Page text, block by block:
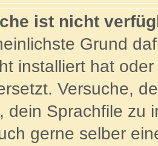
ist nicht
Grund
installiert hat
Versuche,
dein Sprachfile zu
gerne selber